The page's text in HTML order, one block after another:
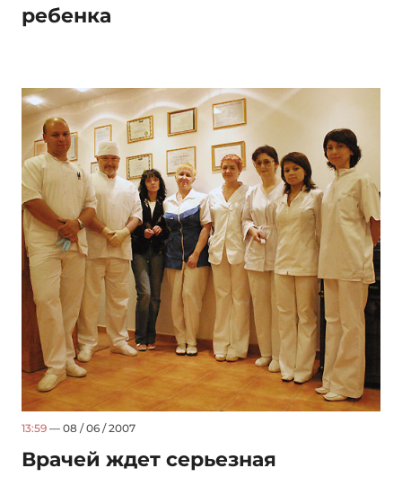
ребенка
13:59 — 08 / 06 / 2007
Врачей ждет серьезная